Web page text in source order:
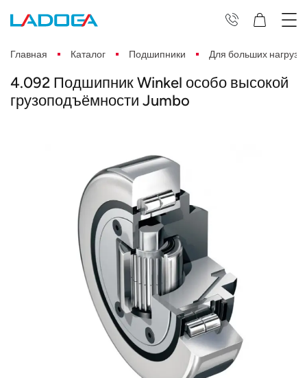
Главная Каталог Подшипники Для больших нагрузок
4.092 Подшипник Winkel особо высокой
грузоподъёмности Jumbo